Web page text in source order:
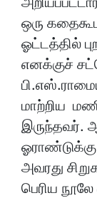
ஒரு
ஓட்டத்தில்
எனக்குச்
மாற்றிய
இருந்தவர்.
ஓராண்டுக்கு
அவரது
பெரிய நூலே